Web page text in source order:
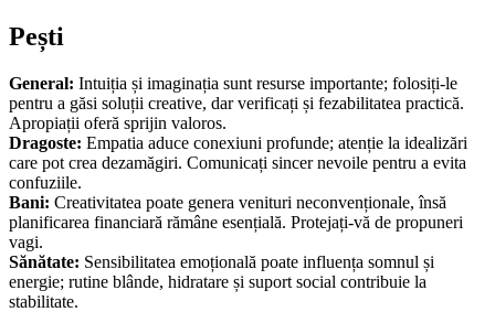
Pești
General: Intuiția și imaginația sunt resurse importante; folosiți-le
pentru a găsi soluții creative, dar verificați și fezabilitatea practică.
Apropiații oferă sprijin valoros.
Dragoste: Empatia aduce conexiuni profunde; atenție la idealizări
care pot crea dezamăgiri. Comunicați sincer nevoile pentru a evita
confuziile.
Bani: Creativitatea poate genera venituri neconvenționale, însă
planificarea financiară rămâne esențială. Protejați-vă de propuneri
vagi.
Sănătate: Sensibilitatea emoțională poate influența somnul și
energie; rutine blânde, hidratare și suport social contribuie la
stabilitate.